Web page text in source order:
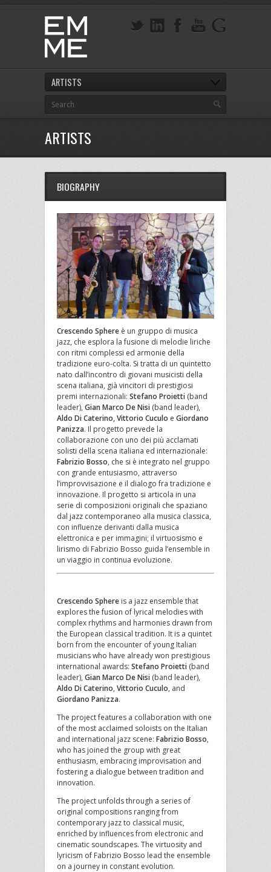
ARTISTS
ARTISTS
BIOGRAPHY
Crescendo Sphere è un gruppo di musica
jazz, che esplora la fusione di melodie liriche
con ritmi complessi ed armonie della
tradizione euro-colta. Si tratta di un quintetto
nato dall’incontro di giovani musicisti della
scena italiana, già vincitori di prestigiosi
premi internazionali: Stefano Proietti (band
leader), Gian Marco De Nisi (band leader),
Aldo Di Caterino, Vittorio Cuculo e Giordano
Panizza. Il progetto prevede la
collaborazione con uno dei più acclamati
solisti della scena italiana ed internazionale:
Fabrizio Bosso, che si è integrato nel gruppo
con grande entusiasmo, attraverso
l’improvvisazione e il dialogo fra tradizione e
innovazione. Il progetto si articola in una
serie di composizioni originali che spaziano
dal jazz contemporaneo alla musica classica,
con influenze derivanti dalla musica
elettronica e per immagini; il virtuosismo e
lirismo di Fabrizio Bosso guida l’ensemble in
un viaggio in continua evoluzione.
Crescendo Sphere is a jazz ensemble that
explores the fusion of lyrical melodies with
complex rhythms and harmonies drawn from
the European classical tradition. It is a quintet
born from the encounter of young Italian
musicians who have already won prestigious
international awards: Stefano Proietti (band
leader), Gian Marco De Nisi (band leader),
Aldo Di Caterino, Vittorio Cuculo, and
Giordano Panizza.
The project features a collaboration with one
of the most acclaimed soloists on the Italian
and international jazz scene: Fabrizio Bosso,
who has joined the group with great
enthusiasm, embracing improvisation and
fostering a dialogue between tradition and
innovation.
The project unfolds through a series of
original compositions ranging from
contemporary jazz to classical music,
enriched by influences from electronic and
cinematic soundscapes. The virtuosity and
lyricism of Fabrizio Bosso lead the ensemble
on a journey in constant evolution.